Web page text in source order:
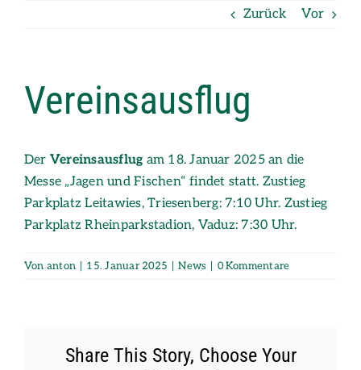
Zurück Vor
Vereinsausflug
Der Vereinsausflug am 18. Januar 2025 an die
Messe „Jagen und Fischen“ findet statt. Zustieg
Parkplatz Leitawies, Triesenberg: 7:10 Uhr. Zustieg
Parkplatz Rheinparkstadion, Vaduz: 7:30 Uhr.
Von anton 15. Januar 2025 News 0 Kommentare
Share This Story, Choose Your